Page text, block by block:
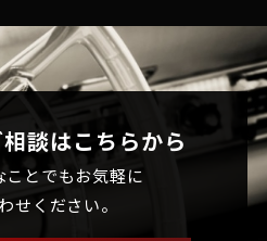
談はこちらから
ことでもお気軽に
せください。